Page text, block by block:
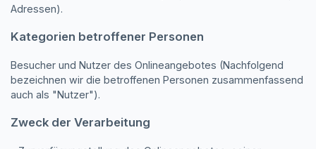
Adressen).
Kategorien betroffener Personen
Besucher und Nutzer des Onlineangebotes (Nachfolgend
bezeichnen wir die betroffenen Personen zusammenfassend
auch als "Nutzer").
Zweck der Verarbeitung